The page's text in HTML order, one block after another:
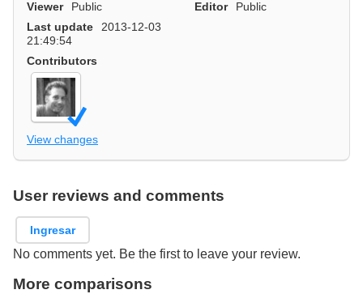
Viewer
Public Editor
Public
Last update
2013-12-03
21:49:54
Contributors
View changes
User reviews and comments
Ingresar
No comments yet. Be the first to leave your review.
More comparisons